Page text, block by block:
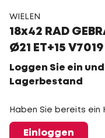
WIELEN
18x42 RAD
Ø21 ET+15
Loggen Sie ein
Lagerbestand
Haben Sie bereits ein
Einloggen